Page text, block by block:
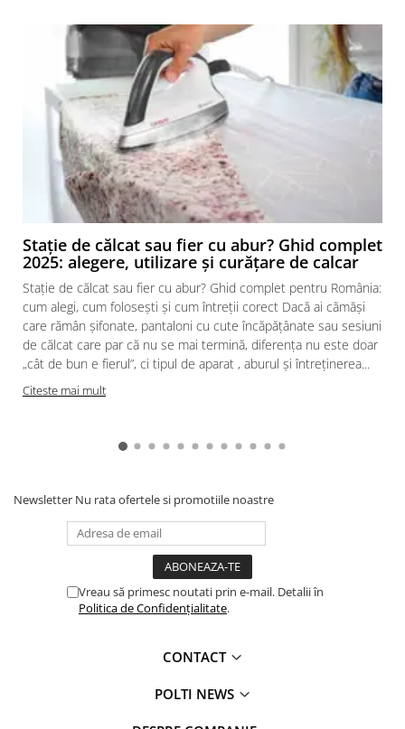
Stație de călcat sau fier cu abur? Ghid complet
2025: alegere, utilizare și curățare de calcar
Stație de călcat sau fier cu abur? Ghid complet pentru România:
cum alegi, cum folosești și cum întreții corect Dacă ai cămăși
care rămân șifonate, pantaloni cu cute încăpățânate sau sesiuni
de călcat care par că nu se mai termină, diferența nu este doar
„cât de bun e fierul”, ci tipul de aparat , aburul și întreținerea...
Citeste mai mult
Newsletter Nu rata ofertele si promotiile noastre
Vreau să primesc noutati prin e-mail. Detalii în
Politica de Confidențialitate.
CONTACT
POLTI NEWS